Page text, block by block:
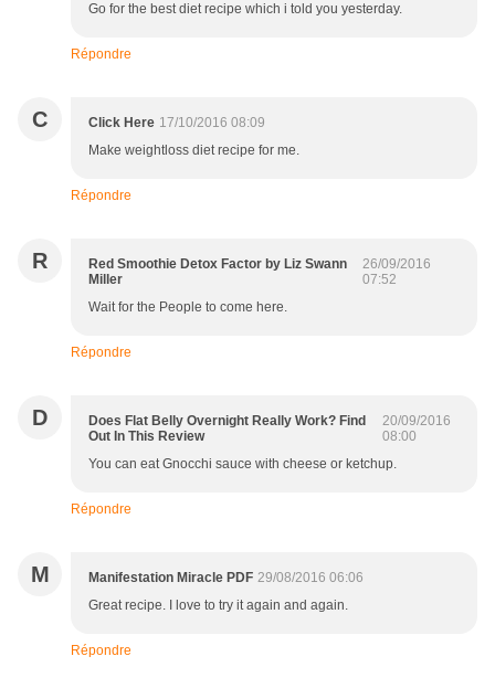
Go for the best diet recipe which i told you yesterday.
Répondre
C Click Here 17/10/2016 08:09
Make weightloss diet recipe for me.
Répondre
R
Red Smoothie Detox Factor by Liz Swann
Miller
26/09/2016
07:52
Wait for the People to come here.
Répondre
D
Does Flat Belly Overnight Really Work? Find
Out In This Review
20/09/2016
08:00
You can eat Gnocchi sauce with cheese or ketchup.
Répondre
M Manifestation Miracle PDF 29/08/2016 06:06
Great recipe. I love to try it again and again.
Répondre